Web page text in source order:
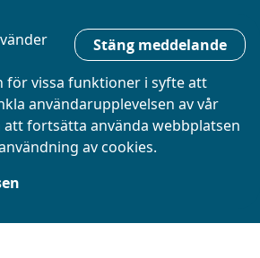
Stäng meddelande
för vissa funktioner i syfte att
användarupplevelsen av vår
att fortsätta använda webbplatsen
av cookies.